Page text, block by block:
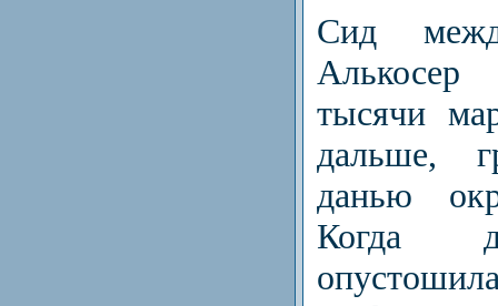
Сид
тысячи
дальше,
данью
Когда